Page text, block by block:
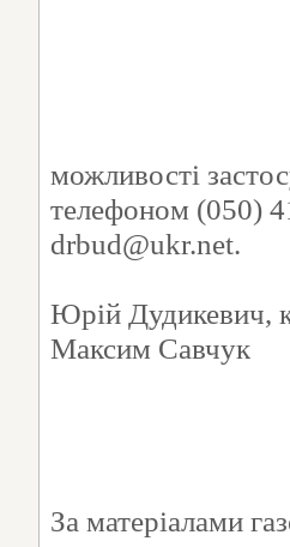
можливості
телефоном (050)
drbud@ukr.net.
Юрій Дудикевич,
Максим Савчук
За матеріалами